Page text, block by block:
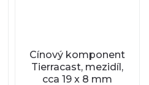
Cínový komponent
Tierracast, mezidíl,
cca 19 x 8 mm